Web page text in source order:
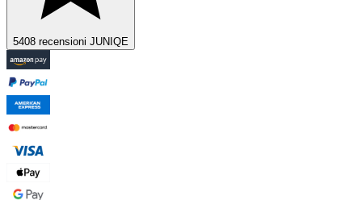
5408 recensioni JUNIQE